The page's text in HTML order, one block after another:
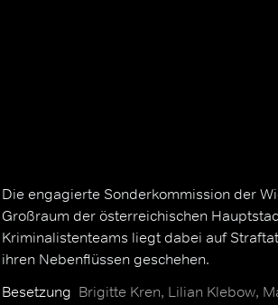
Die engagierte Sonderkommission der
Großraum der österreichischen
Kriminalistenteams liegt dabei auf
ihren Nebenflüssen geschehen.
Besetzung Brigitte Kren, Lilian Klebow,